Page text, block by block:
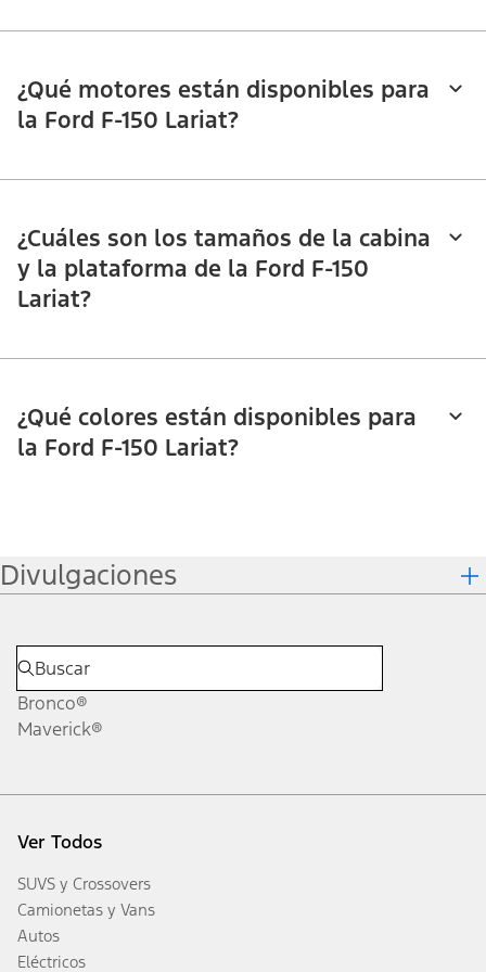
¿Qué motores están disponibles para
la Ford F-150 Lariat?
¿Cuáles son los tamaños de la cabina
y la plataforma de la Ford F-150
Lariat?
¿Qué colores están disponibles para
la Ford F-150 Lariat?
Divulgaciones
Bronco®
Maverick®
Ver Todos
SUVS y Crossovers
Camionetas y Vans
Autos
Eléctricos